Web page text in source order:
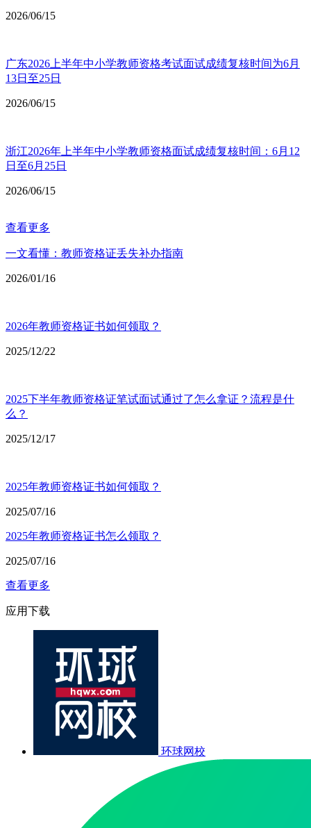
2026/06/15
广东2026上半年中小学教师资格考试面试成绩复核时间为6月
13日至25日
2026/06/15
浙江2026年上半年中小学教师资格面试成绩复核时间：6月12
日至6月25日
2026/06/15
查看更多
一文看懂：教师资格证丢失补办指南
2026/01/16
2026年教师资格证书如何领取？
2025/12/22
2025下半年教师资格证笔试面试通过了怎么拿证？流程是什
么？
2025/12/17
2025年教师资格证书如何领取？
2025/07/16
2025年教师资格证书怎么领取？
2025/07/16
查看更多
应用下载
环球网校